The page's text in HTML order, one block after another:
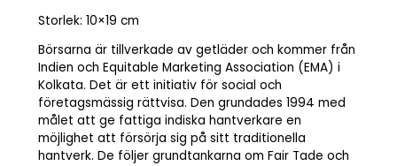
Storlek: 10×19 cm
Börsarna är tillverkade av getläder och kommer från
Indien och Equitable Marketing Association (EMA) i
Kolkata. Det är ett initiativ för social och
företagsmässig rättvisa. Den grundades 1994 med
målet att ge fattiga indiska hantverkare en
möjlighet att försörja sig på sitt traditionella
hantverk. De följer grundtankarna om Fair Tade och